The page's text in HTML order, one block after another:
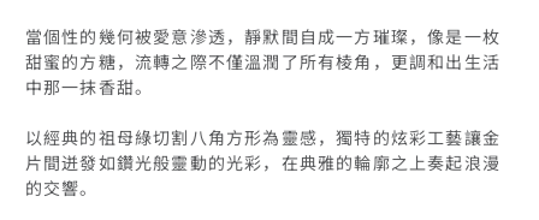
當個性的幾何被愛意滲透，靜默間自成一方璀璨，像是一枚
甜蜜的方糖，流轉之際不僅溫潤了所有棱角，更調和出生活
中那一抹香甜。
以經典的祖母綠切割八角方形為靈感，獨特的炫彩工藝讓金
片間迸發如鑽光般靈動的光彩，在典雅的輪廓之上奏起浪漫
的交響。